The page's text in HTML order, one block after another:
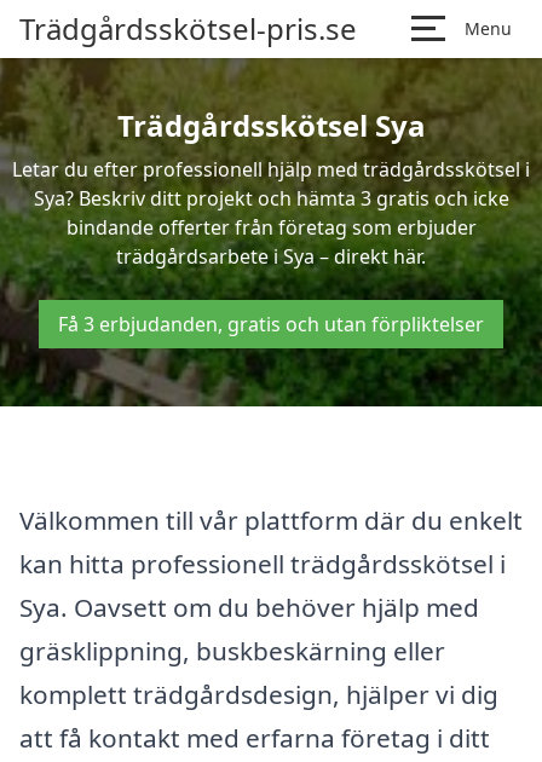
Trädgårdsskötsel-pris.se Menu
Trädgårdsskötsel Sya
Letar du efter professionell hjälp med trädgårdsskötsel i
Sya? Beskriv ditt projekt och hämta 3 gratis och icke
bindande offerter från företag som erbjuder
trädgårdsarbete i Sya – direkt här.
Få 3 erbjudanden, gratis och utan förpliktelser
Välkommen till vår plattform där du enkelt
kan hitta professionell trädgårdsskötsel i
Sya. Oavsett om du behöver hjälp med
gräsklippning, buskbeskärning eller
komplett trädgårdsdesign, hjälper vi dig
att få kontakt med erfarna företag i ditt